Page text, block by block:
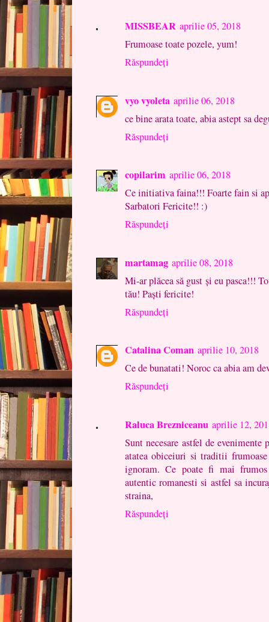
MISSBEAR aprilie 05, 2018
Frumoase toate pozele, yum!
Răspundeți
vyo vyoleta aprilie 06, 2018
ce bine arata toate, abia astept sa
Răspundeți
copilarim aprilie 06, 2018
Ce initiativa faina!!! Foarte fain si
Sarbatori Fericite!! :)
Răspundeți
martamag aprilie 08, 2018
Mi-ar plăcea să gust și eu pasca!!!
tău! Paști fericite!
Răspundeți
Catalina Coman aprilie 10, 2018
Ce de bunatati! Noroc ca abia am
Răspundeți
Raluca Brezniceanu aprilie 12,
Sunt necesare astfel de
atatea obiceiuri si traditii
ignoram. Ce poate fi mai
autentic romanesti si astfel sa
straina,
Răspundeți